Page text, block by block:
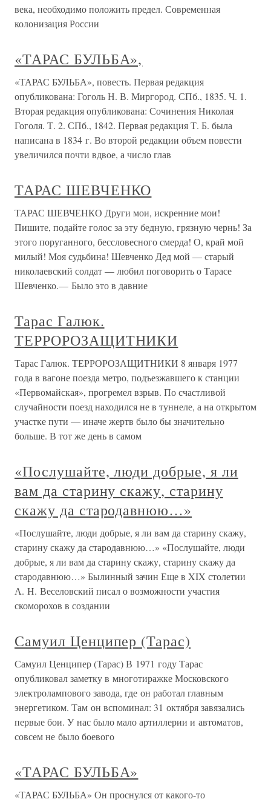
века, необходимо положить предел. Современная
колонизация России
«ТАРАС БУЛЬБА»,
«ТАРАС БУЛЬБА», повесть. Первая редакция
опубликована: Гоголь Н. В. Миргород. СПб., 1835. Ч. 1.
Вторая редакция опубликована: Сочинения Николая
Гоголя. Т. 2. СПб., 1842. Первая редакция Т. Б. была
написана в 1834 г. Во второй редакции объем повести
увеличился почти вдвое, а число глав
ТАРАС ШЕВЧЕНКО
ТАРАС ШЕВЧЕНКО Други мои, искренние мои!
Пишите, подайте голос за эту бедную, грязную чернь! За
этого поруганного, бессловесного смерда! О, край мой
милый! Моя судьбина! Шевченко Дед мой — старый
николаевский солдат — любил поговорить о Тарасе
Шевченко.— Было это в давние
Тарас Галюк.
ТЕРРОРОЗАЩИТНИКИ
Тарас Галюк. ТЕРРОРОЗАЩИТНИКИ 8 января 1977
года в вагоне поезда метро, подъезжавшего к станции
«Первомайская», прогремел взрыв. По счастливой
случайности поезд находился не в туннеле, а на открытом
участке пути — иначе жертв было бы значительно
больше. В тот же день в самом
«Послушайте, люди добрые, я ли
вам да старину скажу, старину
скажу да стародавнюю…»
«Послушайте, люди добрые, я ли вам да старину скажу,
старину скажу да стародавнюю…» «Послушайте, люди
добрые, я ли вам да старину скажу, старину скажу да
стародавнюю…» Былинный зачин Еще в XIX столетии
А. H. Веселовский писал о возможности yчастия
скомоpохов в создании
Самуил Ценципер (Тарас)
Самуил Ценципер (Тарас) В 1971 году Тарас
опубликовал заметку в многотиражке Московского
электролампового завода, где он работал главным
энергетиком. Там он вспоминал: 31 октября завязались
первые бои. У нас было мало артиллерии и автоматов,
совсем не было боевого
«ТАРАС БУЛЬБА»
«ТАРАС БУЛЬБА» Он проснулся от какого-то